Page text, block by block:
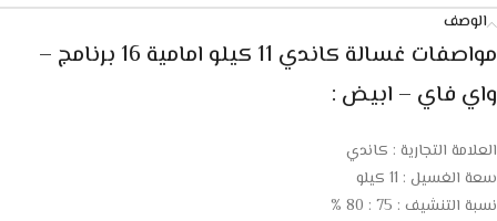
الوصف
مواصفات غسالة كاندي 11 كيلو امامية 16 برنامج –
واي فاي – ابيض :
العلامة التجارية : كاندي
سعة الغسيل : 11 كيلو
نسبة التنشيف : 75 : 80 %